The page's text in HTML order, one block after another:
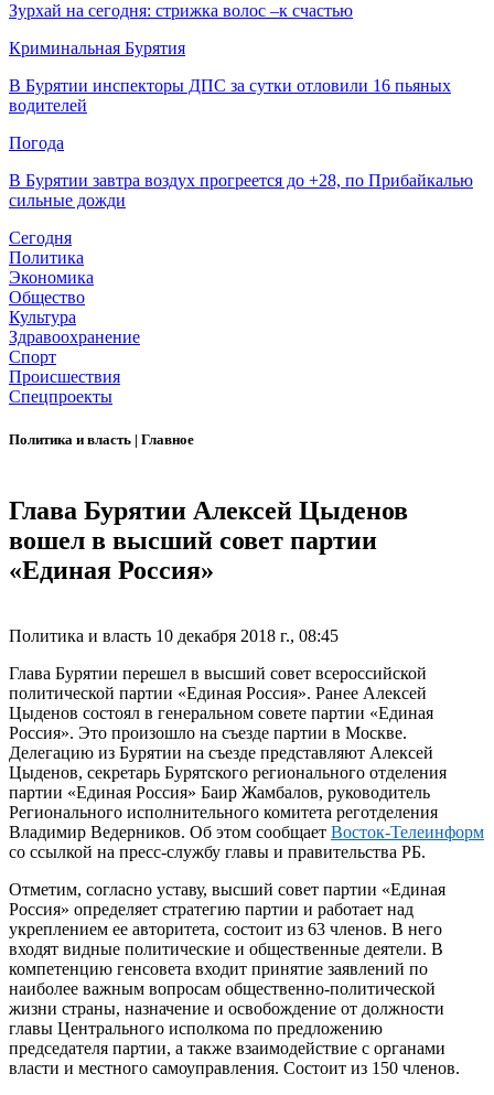
Зурхай на сегодня: стрижка волос –к счастью
Криминальная Бурятия
В Бурятии инспекторы ДПС за сутки отловили 16 пьяных
водителей
Погода
В Бурятии завтра воздух прогреется до +28, по Прибайкалью
сильные дожди
Сегодня
Политика
Экономика
Общество
Культура
Здравоохранение
Спорт
Происшествия
Спецпроекты
Политика и власть | Главное
Глава Бурятии Алексей Цыденов
вошел в высший совет партии
«Единая Россия»
Политика и власть 10 декабря 2018 г., 08:45
Глава Бурятии перешел в высший совет всероссийской
политической партии «Единая Россия». Ранее Алексей
Цыденов состоял в генеральном совете партии «Единая
Россия». Это произошло на съезде партии в Москве.
Делегацию из Бурятии на съезде представляют Алексей
Цыденов, секретарь Бурятского регионального отделения
партии «Единая Россия» Баир Жамбалов, руководитель
Регионального исполнительного комитета реготделения
Владимир Ведерников. Об этом сообщает Восток-Телеинформ
со ссылкой на пресс-службу главы и правительства РБ.
Отметим, согласно уставу, высший совет партии «Единая
Россия» определяет стратегию партии и работает над
укреплением ее авторитета, состоит из 63 членов. В него
входят видные политические и общественные деятели. В
компетенцию генсовета входит принятие заявлений по
наиболее важным вопросам общественно-политической
жизни страны, назначение и освобождение от должности
главы Центрального исполкома по предложению
председателя партии, а также взаимодействие с органами
власти и местного самоуправления. Состоит из 150 членов.